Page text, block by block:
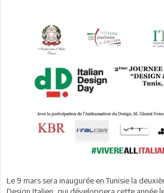
Le 9 mars sera inaugurée en Tunisie la